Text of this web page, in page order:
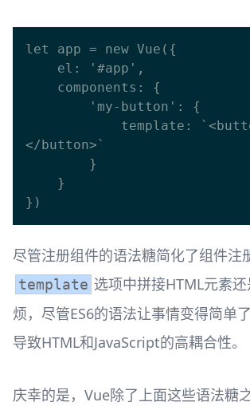
let app = new Vue({
</button>`
尽管注册组件的语法糖简化了组件注
template 选项中拼接HTML元素
烦，尽管ES6的语法让事情变得简单
导致HTML和JavaScript的高耦合性。
庆幸的是，Vue除了上面这些语法糖